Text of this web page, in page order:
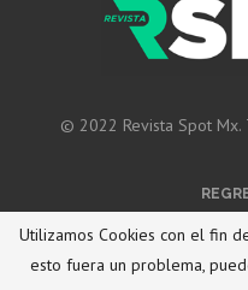
© 2022 Revista Spot Mx.
Utilizamos Cookies con el fin
esto fuera un problema,